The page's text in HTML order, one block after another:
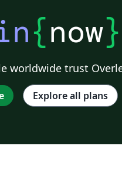
{now}
worldwide trust
Explore all plans